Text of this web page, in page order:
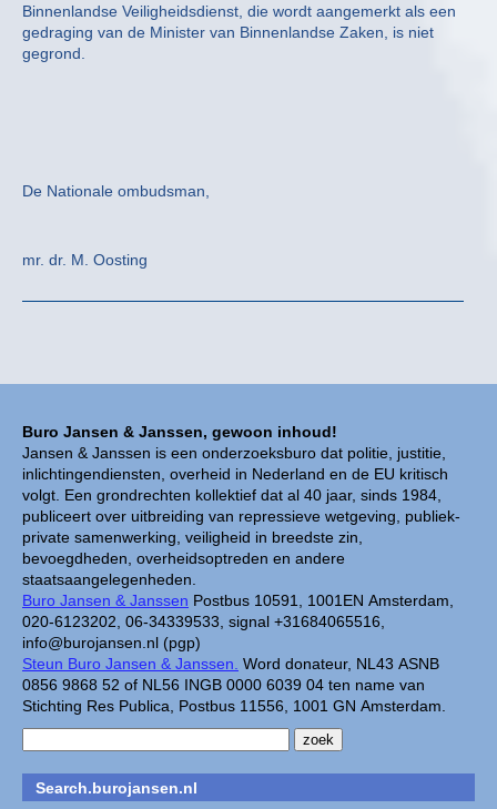
Buro Jansen & Janssen, gewoon inhoud!
Jansen & Janssen is een onderzoeksburo dat politie, justitie,
inlichtingendiensten, overheid in Nederland en de EU kritisch
volgt. Een grondrechten kollektief dat al 40 jaar, sinds 1984,
publiceert over uitbreiding van repressieve wetgeving, publiek-
private samenwerking, veiligheid in breedste zin,
bevoegdheden, overheidsoptreden en andere
staatsaangelegenheden.
Buro Jansen & Janssen Postbus 10591, 1001EN Amsterdam,
020-6123202, 06-34339533, signal +31684065516,
info@burojansen.nl (pgp)
Steun Buro Jansen & Janssen. Word donateur, NL43 ASNB
0856 9868 52 of NL56 INGB 0000 6039 04 ten name van
Stichting Res Publica, Postbus 11556, 1001 GN Amsterdam.
Search.burojansen.nl
Binnenlandse Veiligheidsdienst, die wordt aangemerkt als een
gedraging van de Minister van Binnenlandse Zaken, is niet
gegrond.
De Nationale ombudsman,
mr. dr. M. Oosting